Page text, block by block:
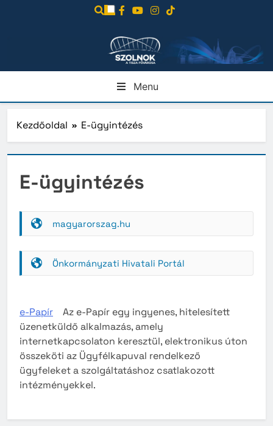
Menu
Kezdőoldal E-ügyintézés
E-ügyintézés
magyarorszag.hu
Önkormányzati Hivatali Portál
e-Papír Az e-Papír egy ingyenes, hitelesített
üzenetküldő alkalmazás, amely
internetkapcsolaton keresztül, elektronikus úton
összeköti az Ügyfélkapuval rendelkező
ügyfeleket a szolgáltatáshoz csatlakozott
intézményekkel.